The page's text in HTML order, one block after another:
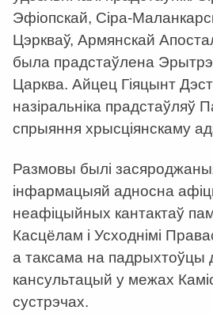
Эфіопскай, Сіра-
Цэркваў, Армянскай
была прадстаўлена
Царква. Айцец Гіяцынт
назіральніка прадстаўляў
спрыяння хрысціянскаму
Размовы былі
інфармацыяй адносна
неафіцыйных кантактаў
Касцёлам і Усходнімі
а таксама на падрыхтоўцы
кансультацый у межах
сустрэчах.